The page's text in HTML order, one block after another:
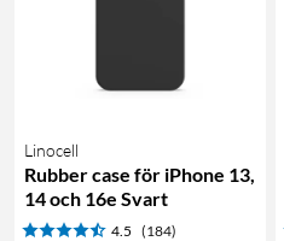
Linocell
Rubber case för iPhone 13,
14 och 16e Svart
4.5 (184)